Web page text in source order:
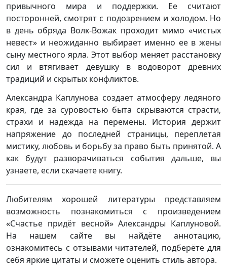
привычного мира и поддержки. Ее считают
посторонней, смотрят с подозрением и холодом. Но
в день обряда Волк-Вожак проходит мимо «чистых
невест» и неожиданно выбирает именно ее в жены
сыну местного ярла. Этот выбор меняет расстановку
сил и втягивает девушку в водоворот древних
традиций и скрытых конфликтов.
Александра Каплунова создает атмосферу ледяного
края, где за суровостью быта скрываются страсти,
страхи и надежда на перемены. История держит
напряжение до последней страницы, переплетая
мистику, любовь и борьбу за право быть принятой. А
как будут разворачиваться события дальше, вы
узнаете, если скачаете книгу.
Любителям хорошей литературы представляем
возможность познакомиться с произведением
«Счастье придёт весной» Александры Каплуновой.
На нашем сайте вы найдёте аннотацию,
ознакомитесь с отзывами читателей, подберёте для
себя яркие цитаты и сможете оценить стиль автора.